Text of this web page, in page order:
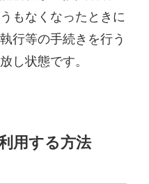
もなくなったときに
行等の手続きを行う
し状態です。
用する方法